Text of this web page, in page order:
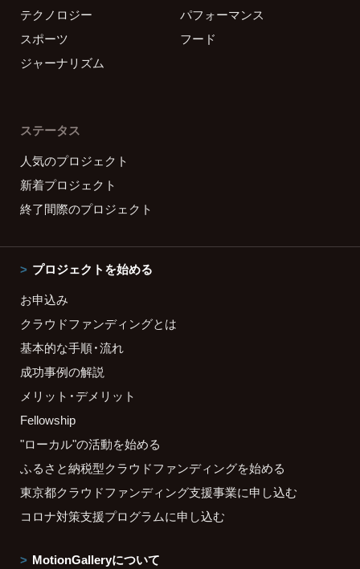
テクノロジー
パフォーマンス
スポーツ
フード
ジャーナリズム
ステータス
人気のプロジェクト
新着プロジェクト
終了間際のプロジェクト
プロジェクトを始める
お申込み
クラウドファンディングとは
基本的な手順・流れ
成功事例の解説
メリット・デメリット
Fellowship
"ローカル"の活動を始める
ふるさと納税型クラウドファンディングを始める
東京都クラウドファンディング支援事業に申し込む
コロナ対策支援プログラムに申し込む
MotionGalleryについて